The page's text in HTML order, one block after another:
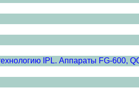
IPL. Аппараты FG-600,